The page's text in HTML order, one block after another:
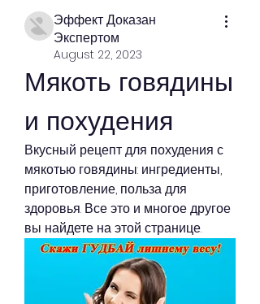
Эффект Доказан
Экспертом
August 22, 2023
Мякоть говядины
и похудения
Вкусный рецепт для похудения с
мякотью говядины: ингредиенты,
приготовление, польза для
здоровья. Все это и многое другое
вы найдете на этой странице.